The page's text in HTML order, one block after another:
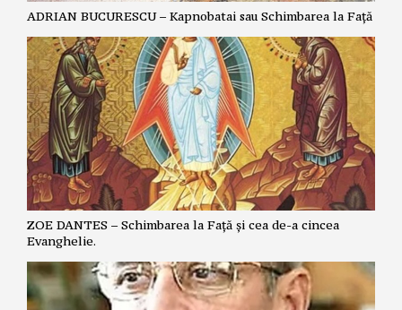
ADRIAN BUCURESCU – Kapnobatai sau Schimbarea la Față
ZOE DANTES – Schimbarea la Față și cea de-a cincea
Evanghelie.